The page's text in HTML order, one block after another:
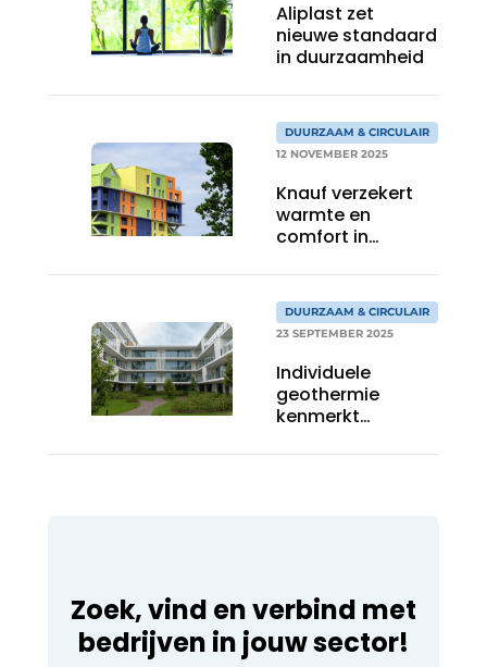
Aliplast zet
nieuwe standaard
in duurzaamheid
DUURZAAM & CIRCULAIR
12 NOVEMBER 2025
Knauf verzekert
warmte en
comfort in
gebouw
DUURZAAM & CIRCULAIR
23 SEPTEMBER 2025
Individuele
geothermie
kenmerkt
woonproject in
Zoek, vind en verbind met
bedrijven in jouw sector!